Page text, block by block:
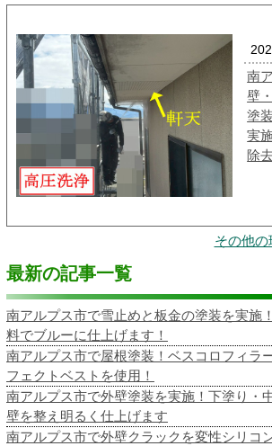
南
壁
塗
実
除
その他の
最新の記事一覧
南アルプス市で雪止めと板金の塗装を実施
料でブルーに仕上げます！
南アルプス市で屋根塗装！ベスコロフィラ
フェクトベストを使用！
南アルプス市で外壁塗装を実施！下塗り・
壁を整え明るく仕上げます
南アルプス市で外壁クラックを変性シリコ